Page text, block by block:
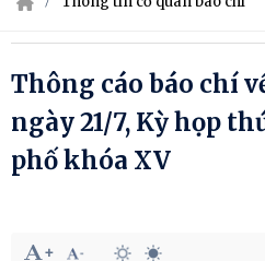
Thông cáo báo chí
ngày 21/7, Kỳ họp
phố khóa XV